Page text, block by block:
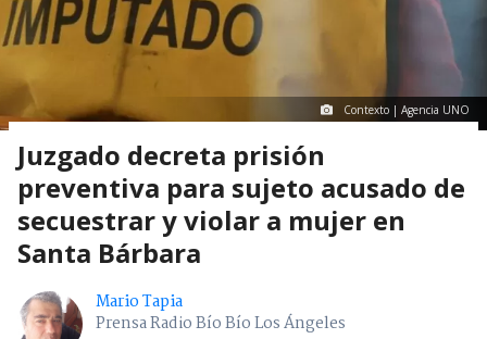
Contexto | Agencia UNO
Juzgado decreta prisión
preventiva para sujeto acusado de
secuestrar y violar a mujer en
Santa Bárbara
Mario Tapia
Prensa Radio Bío Bío Los Ángeles